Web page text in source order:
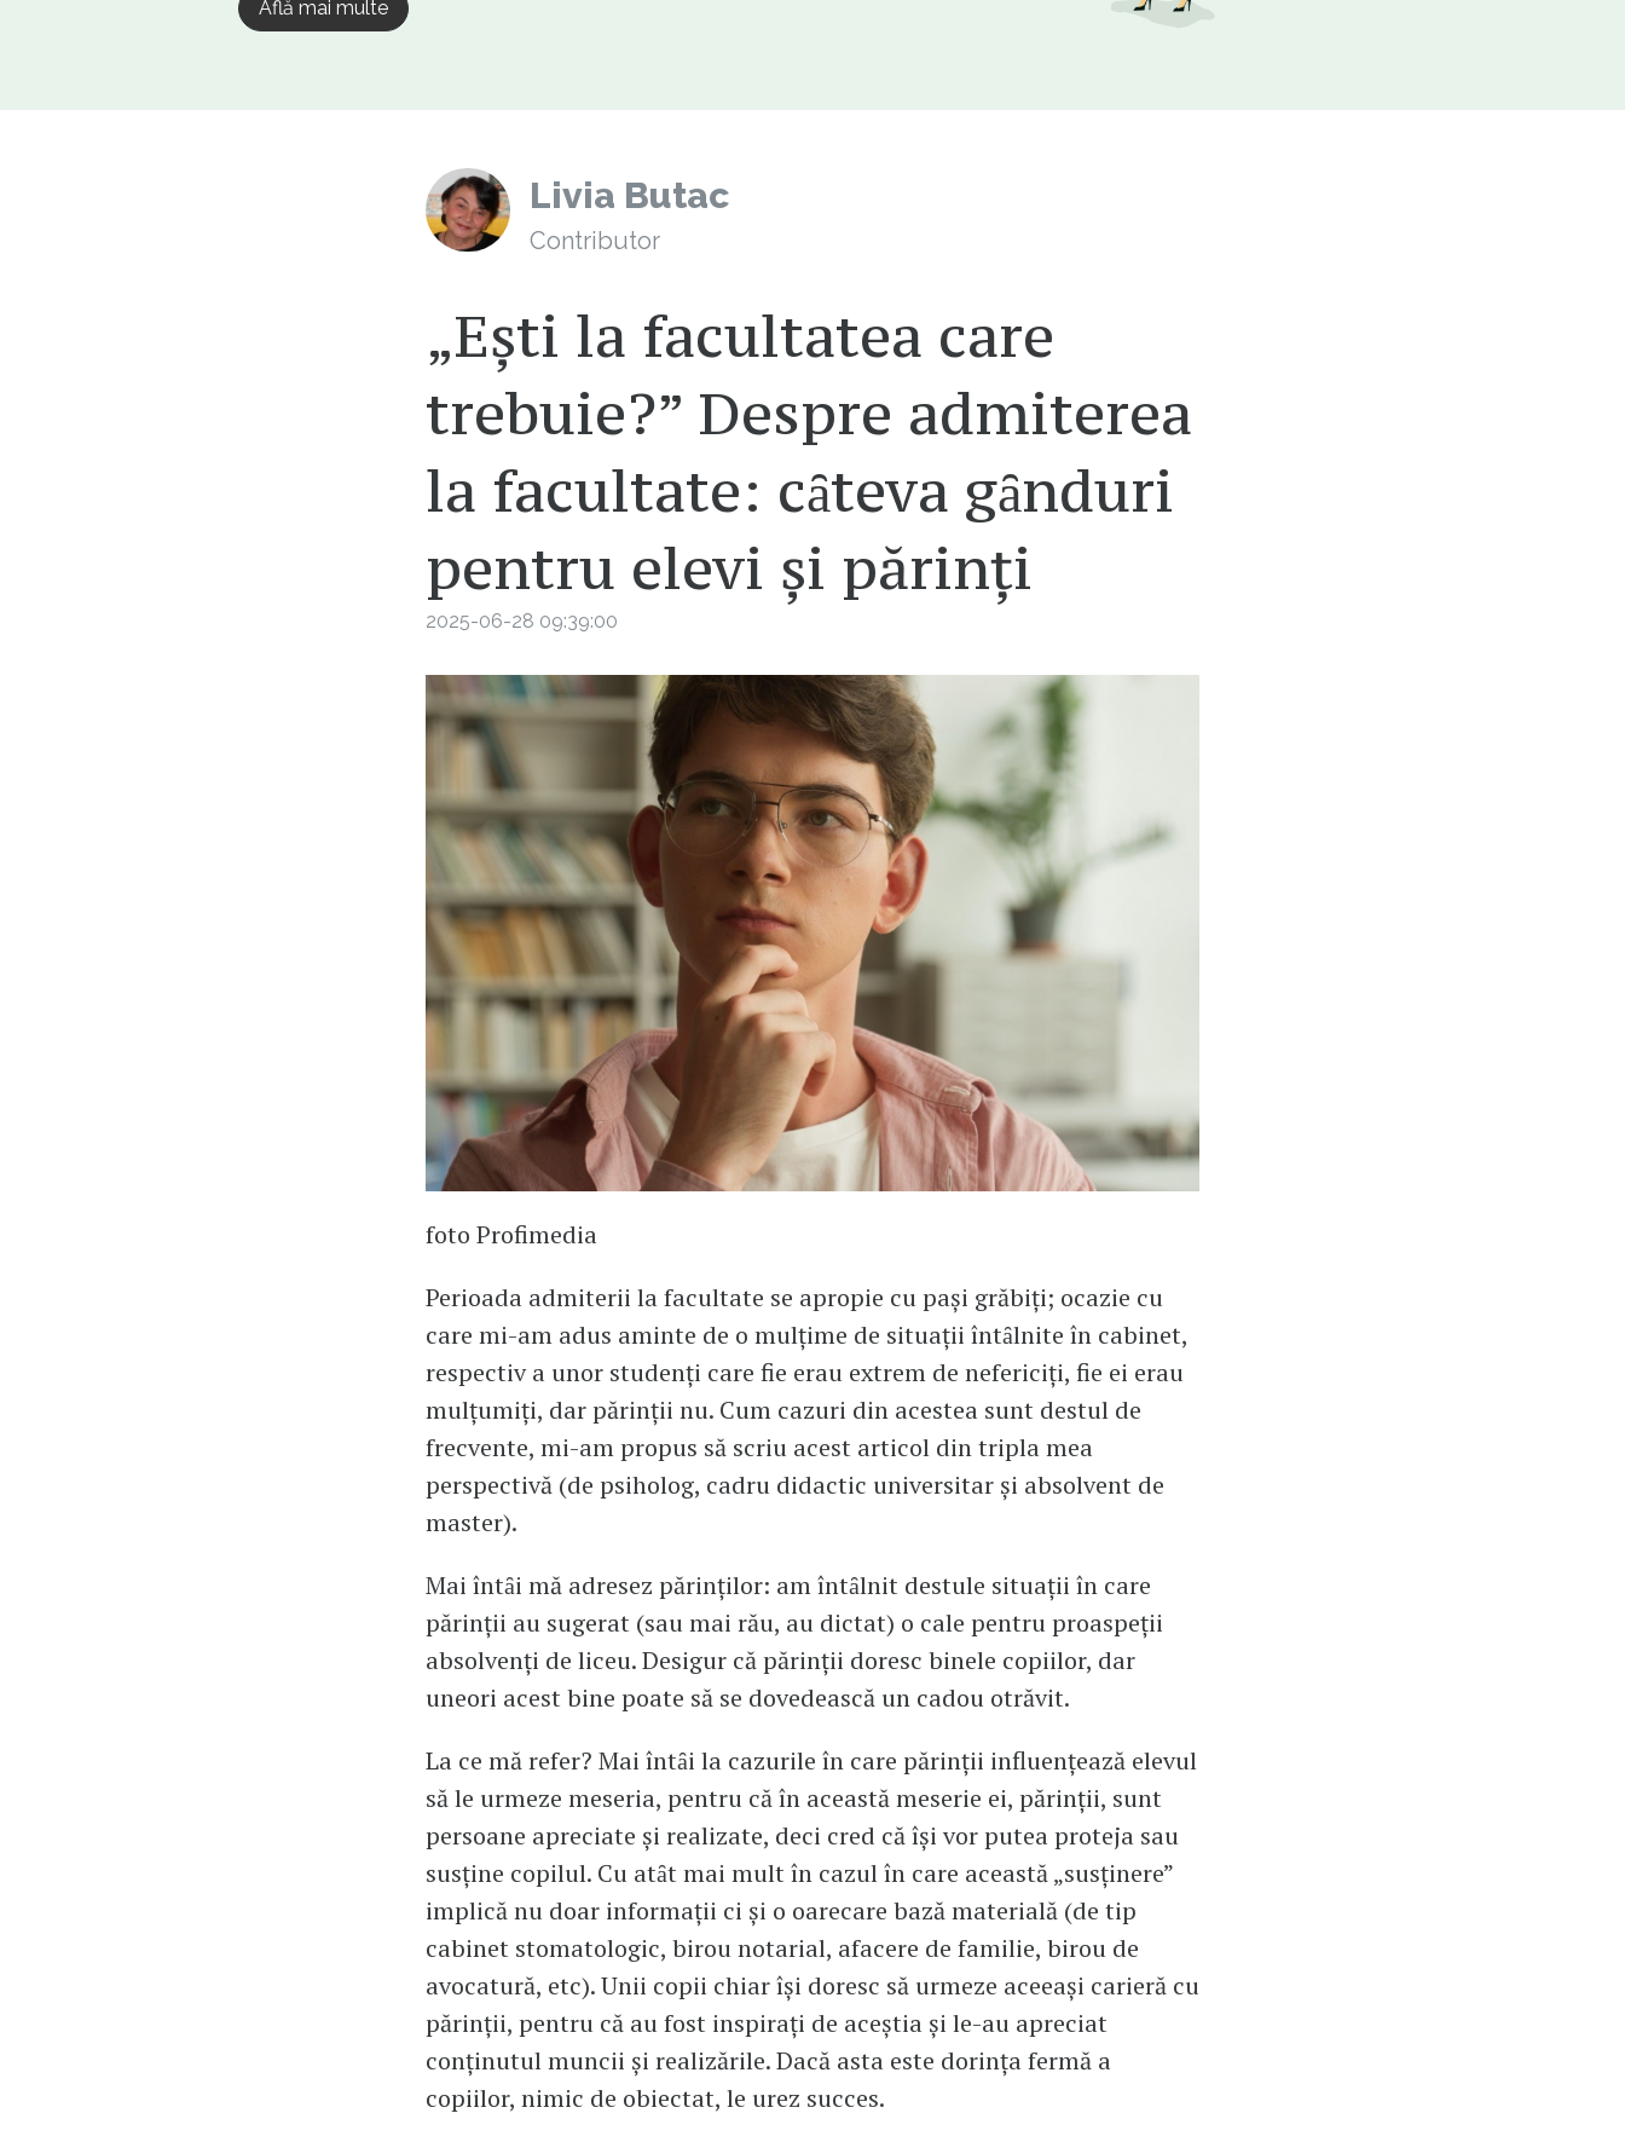
Află mai multe
Livia Butac
Contributor
„Eşti la facultatea care
trebuie?” Despre admiterea
la facultate: cȃteva gȃnduri
pentru elevi şi părinţi
2025-06-28 09:39:00
foto Profimedia
Perioada admiterii la facultate se apropie cu paşi grăbiţi; ocazie cu
care mi-am adus aminte de o mulţime de situaţii întȃlnite în cabinet,
respectiv a unor studenţi care fie erau extrem de nefericiţi, fie ei erau
mulţumiţi, dar părinţii nu. Cum cazuri din acestea sunt destul de
frecvente, mi-am propus să scriu acest articol din tripla mea
perspectivă (de psiholog, cadru didactic universitar şi absolvent de
master).
Mai întȃi mă adresez părinţilor: am întȃlnit destule situaţii în care
părinţii au sugerat (sau mai rău, au dictat) o cale pentru proaspeţii
absolvenţi de liceu. Desigur că părinţii doresc binele copiilor, dar
uneori acest bine poate să se dovedească un cadou otrăvit.
La ce mă refer? Mai întȃi la cazurile în care părinţii influenţează elevul
să le urmeze meseria, pentru că în această meserie ei, părinţii, sunt
persoane apreciate şi realizate, deci cred că îşi vor putea proteja sau
susţine copilul. Cu atȃt mai mult în cazul în care această „susţinere”
implică nu doar informaţii ci şi o oarecare bază materială (de tip
cabinet stomatologic, birou notarial, afacere de familie, birou de
avocatură, etc). Unii copii chiar îşi doresc să urmeze aceeaşi carieră cu
părinţii, pentru că au fost inspiraţi de aceştia şi le-au apreciat
conţinutul muncii şi realizările. Dacă asta este dorinţa fermă a
copiilor, nimic de obiectat, le urez succes.